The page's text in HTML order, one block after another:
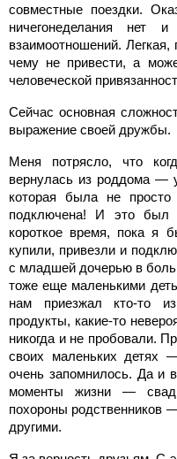
совместные поездки.
ничегонеделания нет
взаимоотношений.
чему не привести, а
человеческой
Сейчас основная
выражение своей дружбы.
Меня потрясло, что
вернулась из роддома —
которая была не
подключена! И это был
короткое время, пока я
купили, привезли и
с младшей дочерью в
тоже еще маленькими
нам приезжал кто-то
продукты, какие-то
никогда и не пробовали.
своих маленьких детях
очень запомнилось. Да и
моменты жизни —
похороны родственников
другими.